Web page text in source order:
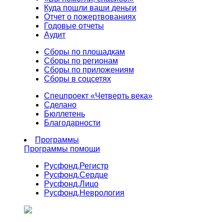
Куда пошли ваши деньги
Отчет о пожертвованиях
Годовые отчеты
Аудит
Сборы по площадкам
Сборы по регионам
Сборы по приложениям
Сборы в соцсетях
Спецпроект «Четверть века»
Сделано
Бюллетень
Благодарности
Программы
Программы помощи
Русфонд.Регистр
Русфонд.Сердце
Русфонд.Лицо
Русфонд.Неврология